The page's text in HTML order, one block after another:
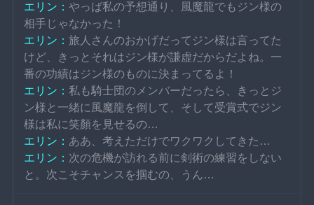
エリン：やっば私の予想通り、風魔龍でもジン様の
相手じゃなかった！
エリン：旅人さんのおかげだってジン様は言ってた
けど、きっとそれはジン様が謙虚だからだよね。一
番の功績はジン様のものに決まってるよ！
エリン：私も騎士団のメンバーだったら、きっとジ
ン様と一緒に風魔龍を倒して、そして受賞式でジン
様は私に笑顏を見せるの…
エリン： ああ、考えただけでワクワクしてきた…
エリン： 次の危機が訪れる前に剣術の練習をしない
と。次こそチャンスを掴むの、うん…